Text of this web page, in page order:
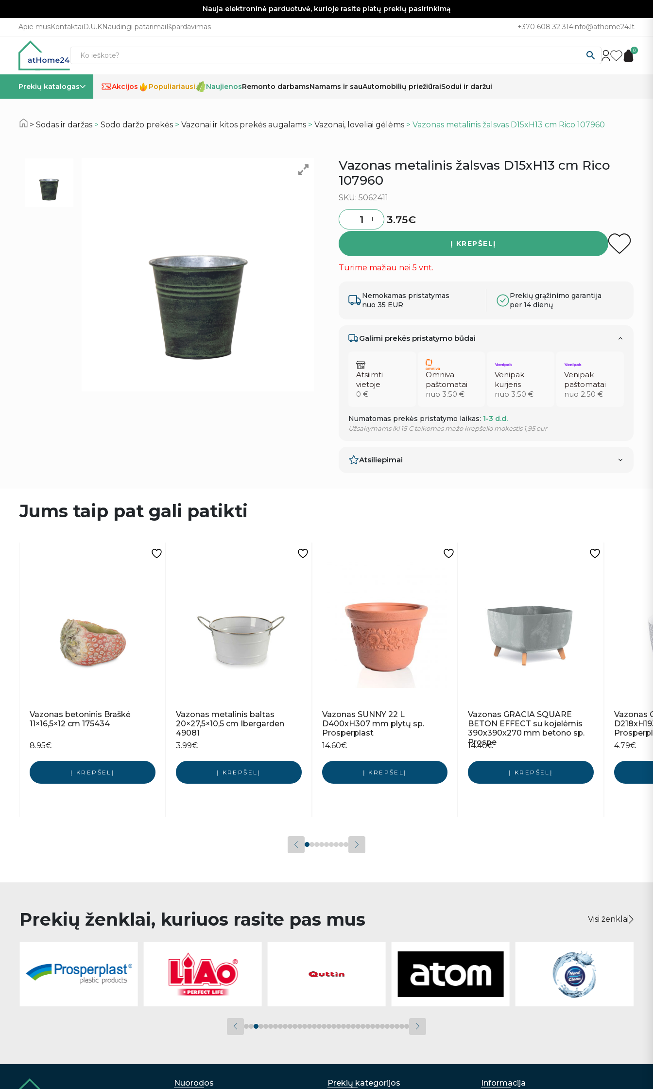
Nauja elektroninė parduotuvė, kurioje rasite platų prekių pasirinkimą
Apie musKontaktaiD.U.KNaudingi patarimaiIšpardavimas +370 608 32 314info@athome24.lt
0
Prekių katalogas % Akcijos Populiariausi NaujienosRemonto darbamsNamams ir sauAutomobilių priežiūraiSodui ir daržui
Sodas ir daržas >Sodo daržo prekės >Vazonai ir kitos prekės augalams >Vazonai, loveliai gėlėms > Vazonas metalinis žalsvas D15xH13 cm Rico 107960
Vazonas metalinis žalsvas D15xH13 cm Rico
107960
SKU: 5062411
Quantity
- + 3.75€
Į KREPŠELĮ
Turime mažiau nei 5 vnt.
Nemokamas pristatymas
nuo 35 EUR
Prekių grąžinimo garantija
per 14 dienų
Galimi prekės pristatymo būdai
Atsiimti
vietoje
0 €
Omniva
paštomatai
nuo 3.50 €
Venipak
kurjeris
nuo 3.50 €
Venipak
paštomatai
nuo 2.50 €
Numatomas prekės pristatymo laikas: 1-3 d.d.
Užsakymams iki 15 € taikomas mažo krepšelio mokestis 1,95 eur
Atsiliepimai
Jums taip pat gali patikti
Vazonas betoninis Braškė
11×16,5×12 cm 175434
8.95€
Į KREPŠELĮ
Vazonas metalinis baltas
20×27,5×10,5 cm Ibergarden
49081
3.99€
Į KREPŠELĮ
Vazonas SUNNY 22 L
D400xH307 mm plytų sp.
Prosperplast
14.60€
Į KREPŠELĮ
Vazonas GRACIA SQUARE
BETON EFFECT su kojelėmis
390x390x270 mm betono sp.
Prospe
14.40€
Į KREPŠELĮ
Vazonas
4.79€
Prekių ženklai, kuriuos rasite pas mus Visi ženklai
Nuorodos
Prekių kategorijos
Informacija